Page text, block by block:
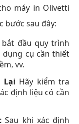
máy in Olivetti
bước sau đây:
đầu quy trình
dụng cụ cần thiết
vv.
Lại Hãy kiểm tra
định liệu có cần
Sau khi xác định